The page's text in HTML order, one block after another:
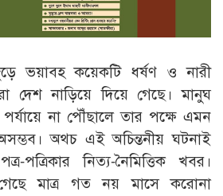
ভয়াবহ কয়েকটি ধর্ষণ ও নারী
দেশ নাড়িয়ে দিয়ে গেছে। মানুঘ
না পৌঁছালে তার পক্ষে এমন
অথচ এই অচিন্তনীয় ঘটনাই
পত্রিকার নিত্য-নৈমিত্তিক খবর।
গেছে মাত্র গত নয় মাসে করোনা